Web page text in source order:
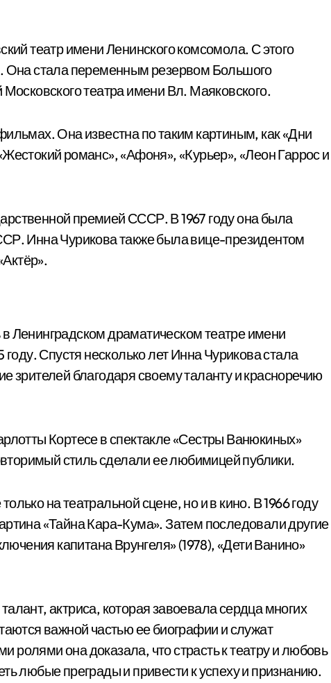
театр имени Ленинского комсомола. С этого
Она стала переменным резервом Большого
Московского театра имени Вл. Маяковского.
Она известна по таким картиным, как «Дни
романс», «Афоня», «Курьер», «Леон Гаррос и
премией СССР. В 1967 году она была
Инна Чурикова также была вице-президентом
Ленинградском драматическом театре имени
Спустя несколько лет Инна Чурикова стала
зрителей благодаря своему таланту и красноречию
Кортесе в спектакле «Сестры Ванюкиных»
стиль сделали ее любимицей публики.
на театральной сцене, но и в кино. В 1966 году
«Тайна Кара-Кума». Затем последовали другие
капитана Врунгеля» (1978), «Дети Ванино»
актриса, которая завоевала сердца многих
важной частью ее биографии и служат
она доказала, что страсть к театру и любовь
любые преграды и привести к успеху и признанию.